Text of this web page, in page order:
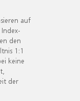
auf
den
1:1
keine
der